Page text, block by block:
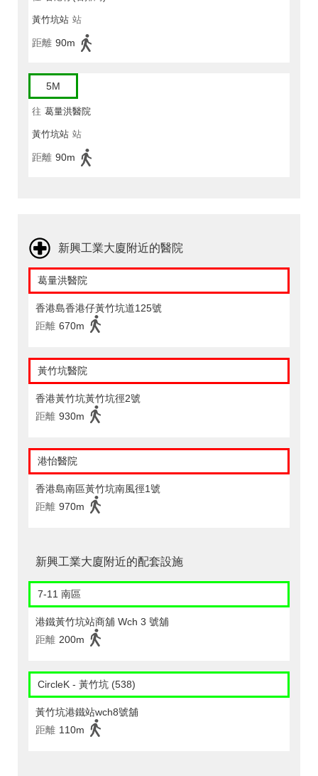
黃竹坑站 站
距離 90m
5M
往 葛量洪醫院
黃竹坑站 站
距離 90m
新興工業大廈附近的醫院
葛量洪醫院
香港島香港仔黃竹坑道125號
距離 670m
黃竹坑醫院
香港黃竹坑黃竹坑徑2號
距離 930m
港怡醫院
香港島南區黃竹坑南風徑1號
距離 970m
新興工業大廈附近的配套設施
7-11 南區
港鐵黃竹坑站商舖 Wch 3 號舖
距離 200m
CircleK - 黃竹坑 (538)
黃竹坑港鐵站wch8號舖
距離 110m